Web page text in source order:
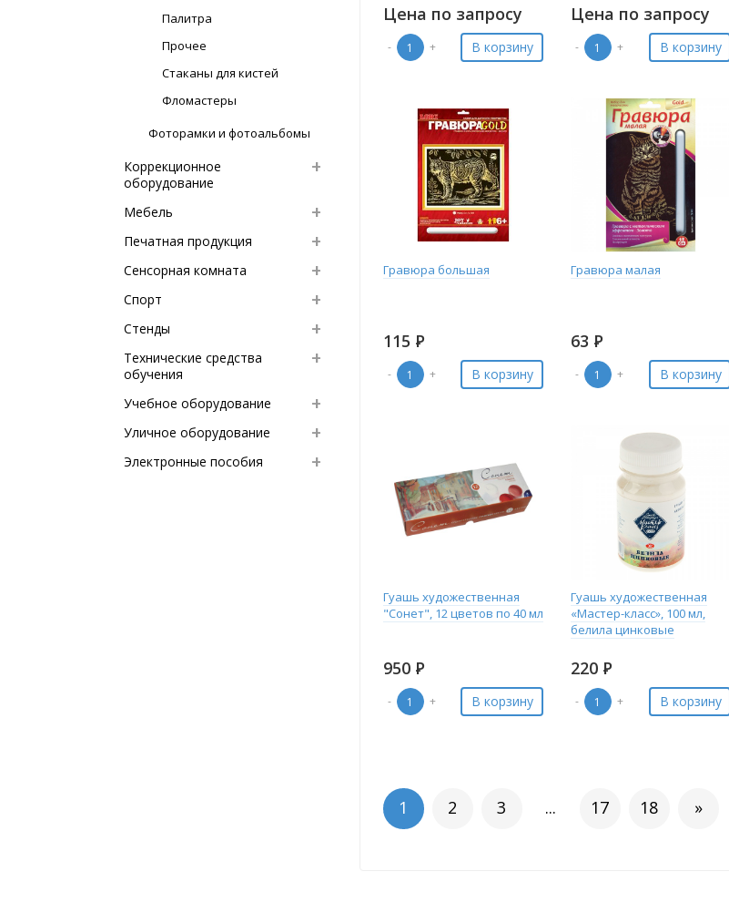
Палитра
Прочее
Стаканы для кистей
Фломастеры
Фоторамки и фотоальбомы
Коррекционное
оборудование
Мебель
Печатная продукция
Сенсорная комната
Спорт
Стенды
Технические средства
обучения
Учебное оборудование
Уличное оборудование
Электронные пособия
Цена по запросу
- + В корзину
Цена по запросу
- + В корзину
Гравюра большая
115 Р
- + В корзину
Гравюра малая
63 Р
- + В корзину
Гуашь художественная
"Сонет", 12 цветов по 40 мл
950 Р
- + В корзину
Гуашь художественная
«Мастер-класс», 100 мл,
белила цинковые
220 Р
- + В корзину
1 2 3 ... 17 18 »